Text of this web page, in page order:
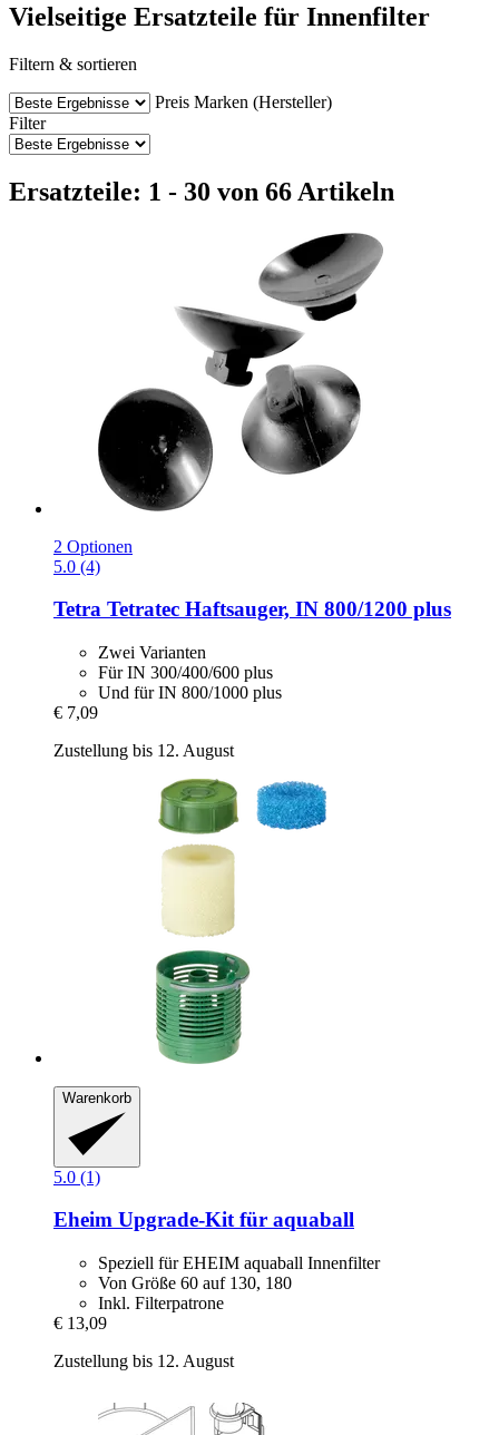
Vielseitige Ersatzteile für Innenfilter
Filtern & sortieren
Preis Marken (Hersteller)
Filter
Ersatzteile: 1 - 30 von 66 Artikeln
2 Optionen
5.0 (4)
Tetra Tetratec Haftsauger, IN 800/1200 plus
Zwei Varianten
Für IN 300/400/600 plus
Und für IN 800/1000 plus
€ 7,09
Zustellung bis 12. August
Warenkorb
5.0 (1)
Eheim Upgrade-​Kit für aquaball
Speziell für EHEIM aquaball Innenfilter
Von Größe 60 auf 130, 180
Inkl. Filterpatrone
€ 13,09
Zustellung bis 12. August